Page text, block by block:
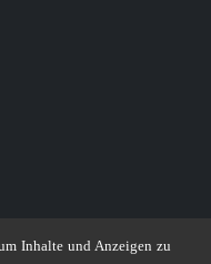
Inhalte und Anzeigen zu